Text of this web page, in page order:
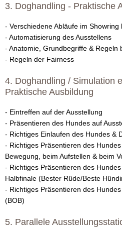
I
|
V
H
Z
u
c
h
t
3. Doghandling - Praktische
- Verschiedene Abläufe im
- Automatisierung des Ausstellens
- Anatomie, Grundbegriffe & Regeln
- Regeln der Fairness
4. Doghandling / Simulation
Praktische Ausbildung
- Eintreffen auf der Ausstellung
- Präsentieren des Hundes auf
- Richtiges Einlaufen des Hundes &
- Richtiges Präsentieren des
Bewegung, beim Aufstellen & beim
- Richtiges Präsentieren des
Halbfinale (Bester Rüde/Beste
- Richtiges Präsentieren des
(BOB)
5. Parallele